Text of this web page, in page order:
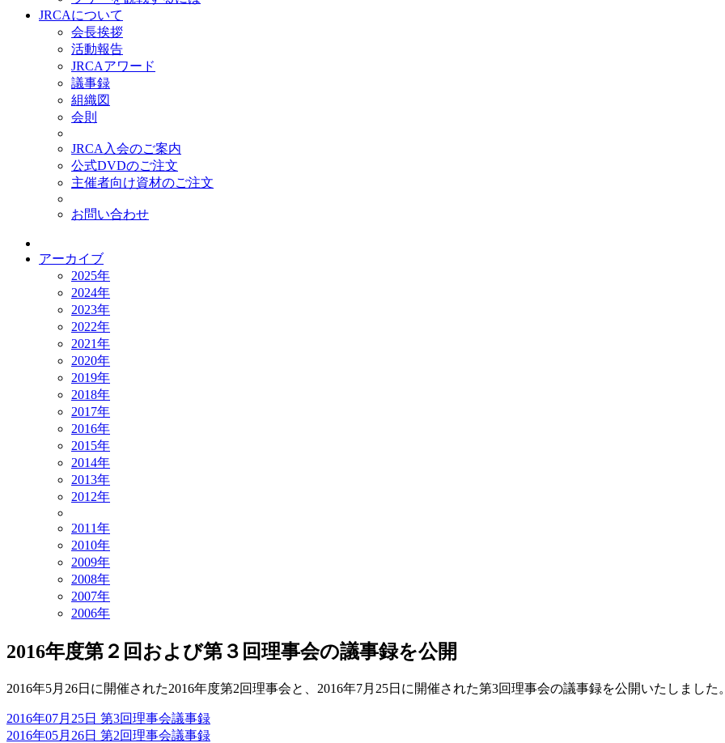
JRCAについて
会長挨拶
活動報告
JRCAアワード
議事録
組織図
会則
JRCA入会のご案内
公式DVDのご注文
主催者向け資材のご注文
お問い合わせ
アーカイブ
2025年
2024年
2023年
2022年
2021年
2020年
2019年
2018年
2017年
2016年
2015年
2014年
2013年
2012年
2011年
2010年
2009年
2008年
2007年
2006年
2016年度第２回および第３回理事会の議事録を公開
2016年5月26日に開催された2016年度第2回理事会と、2016年7月25日に開催された第3回理事会の議事録を公開いたしました
2016年07月25日 第3回理事会議事録
2016年05月26日 第2回理事会議事録